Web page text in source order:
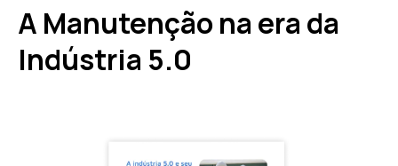
A Manutenção na era da
Indústria 5.0